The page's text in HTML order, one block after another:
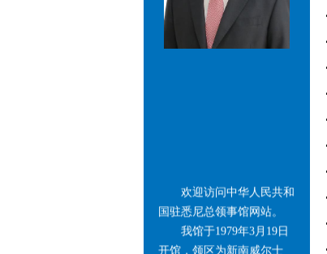
欢迎访问中华人民共和
国驻悉尼总领事馆网站。
我馆于1979年3月19日
开馆，领区为新南威尔士